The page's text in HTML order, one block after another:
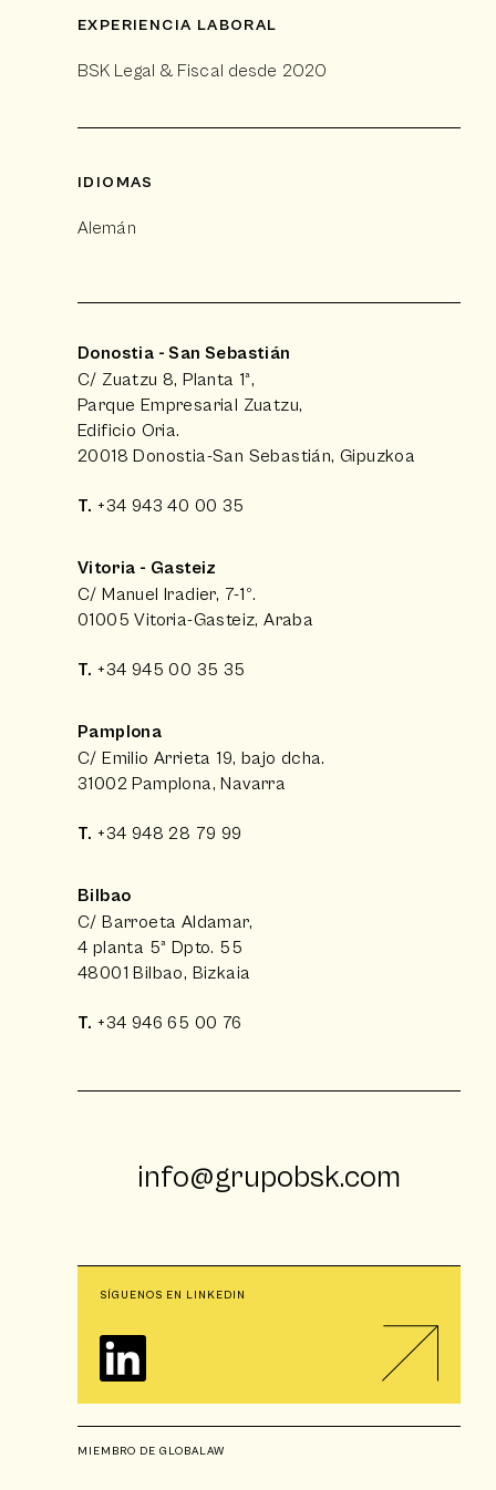
EXPERIENCIA LABORAL
BSK Legal & Fiscal desde 2020
IDIOMAS
Alemán
Donostia - San Sebastián
C/ Zuatzu 8, Planta 1ª,
Parque Empresarial Zuatzu,
Edificio Oria.
20018 Donostia-San Sebastián, Gipuzkoa
T. +34 943 40 00 35
Vitoria - Gasteiz
C/ Manuel Iradier, 7-1º.
01005 Vitoria-Gasteiz, Araba
T. +34 945 00 35 35
Pamplona
C/ Emilio Arrieta 19, bajo dcha.
31002 Pamplona, Navarra
T. +34 948 28 79 99
Bilbao
C/ Barroeta Aldamar,
4 planta 5ª Dpto. 55
48001 Bilbao, Bizkaia
T. +34 946 65 00 76
info@grupobsk.com
SÍGUENOS EN LINKEDIN
MIEMBRO DE GLOBALAW